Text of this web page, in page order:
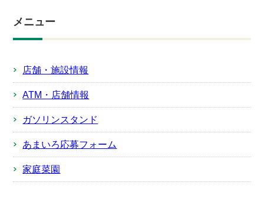
メニュー
店舗・施設情報
ATM・店舗情報
ガソリンスタンド
あまいろ応募フォーム
家庭菜園